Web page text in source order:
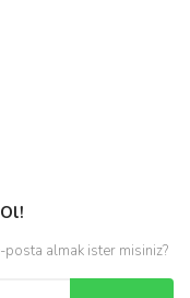
posta almak ister misiniz?